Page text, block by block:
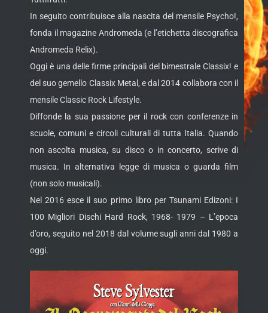
In seguito contribuisce alla nascita del mensile Psycho!,
fonda il magazine Andromeda (e l’etichetta discografica
Andromeda Relix).
Oggi è una delle firme principali del bimestrale Classix! e
del suo gemello Classix Metal, e dal 2014 collabora con il
mensile Classic Rock Lifestyle.
Diffonde la sua passione per il rock con conferenze in
scuole, comuni e circoli culturali di tutta Italia. Quando
non ascolta musica, su disco o in concerto, scrive di
musica. In alternativa legge di musica o guarda film
(non solo musicali).
Nel 2016 esce il suo primo libro per Tsunami Edizoni: I
100 Migliori Dischi Hard Rock, 1968- 1979 – L’epoca
d’oro, seguito nel 2018 dal volume sugli anni dal 1980 a
oggi.